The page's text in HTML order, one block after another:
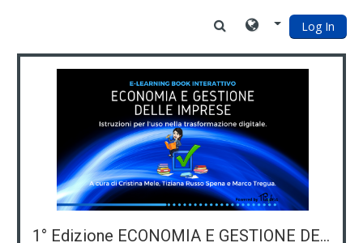
Log In
1° Edizione ECONOMIA E GESTIONE DELLE IMPRESE